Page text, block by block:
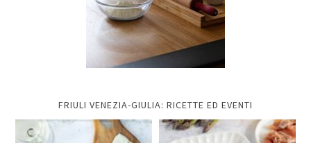
FRIULI VENEZIA-GIULIA: RICETTE ED EVENTI